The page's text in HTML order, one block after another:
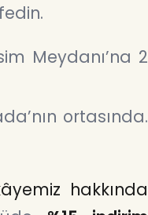
Meydanı’na 2
ortasında.
hakkında